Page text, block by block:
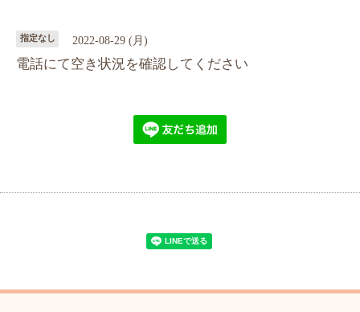
指定なし 2022-08-29 (月)
電話にて空き状況を確認してください